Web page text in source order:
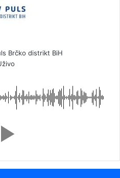
Brčko distrikt BiH